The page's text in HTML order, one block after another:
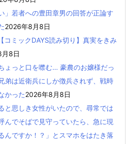
」若者への豊田章男の回答が正論す
2026年8月8日
ミックDAYS読み切り】真実をきみ
8日
ょっと口を噤む… 豪農のお嬢様だっ
弟は近衛兵にしか徴兵されず、戦時
かった2026年8月8日
と思しき女性がいたので、尋常では
んでそばで見守っていたら、急に現
んですか！？」とスマホをはたき落